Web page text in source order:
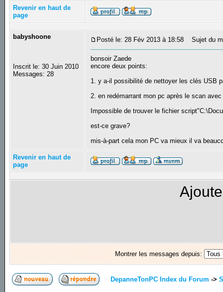
Revenir en haut de
page
babyshoone
Inscrit le: 30 Juin 2010
Messages: 28
Posté le: 28 Fév 2013 à 18:58 Sujet du
bonsoir Zaede
encore deux points:
1. y a-il possibilité de nettoyer les clés USB
2. en redémarrant mon pc après le scan
Impossible de trouver le fichier
est-ce grave?
mis-à-part cela mon PC va mieux il va
Revenir en haut de
page
Montrer les messages depuis:
DepanneTonPC Index du Forum ->